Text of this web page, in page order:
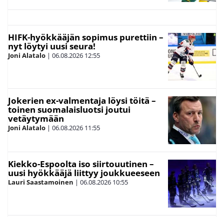
HIFK-hyökkääjän sopimus purettiin –
nyt löytyi uusi seura!
Joni Alatalo | 06.08.2026 12:55
Jokerien ex-valmentaja löysi töitä –
toinen suomalaisluotsi joutui
vetäytymään
Joni Alatalo | 06.08.2026 11:55
Kiekko-Espoolta iso siirtouutinen –
uusi hyökkääjä liittyy joukkueeseen
Lauri Saastamoinen | 06.08.2026 10:55